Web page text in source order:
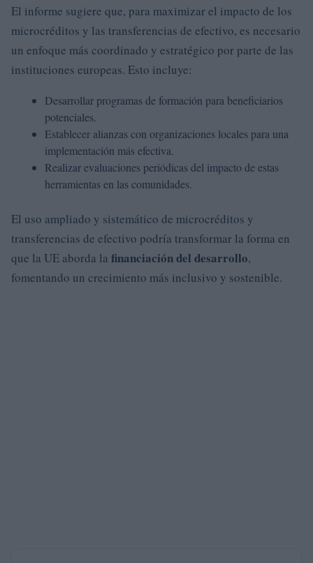
El informe sugiere que, para maximizar el impacto de los
microcréditos y las transferencias de efectivo, es necesario
un enfoque más coordinado y estratégico por parte de las
instituciones europeas. Esto incluye:
Desarrollar programas de formación para beneficiarios
potenciales.
Establecer alianzas con organizaciones locales para una
implementación más efectiva.
Realizar evaluaciones periódicas del impacto de estas
herramientas en las comunidades.
El uso ampliado y sistemático de microcréditos y
transferencias de efectivo podría transformar la forma en
que la UE aborda la financiación del desarrollo,
fomentando un crecimiento más inclusivo y sostenible.